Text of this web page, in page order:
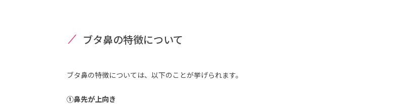
ブタ鼻の特徴について
ブタ鼻の特徴については、以下のことが挙げられます。
①鼻先が上向き